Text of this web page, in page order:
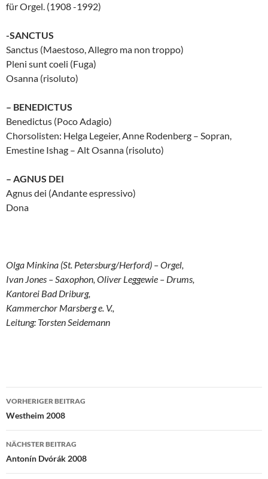
für Orgel. (1908 -1992)
-SANCTUS
Sanctus (Maestoso, Allegro ma non troppo)
Pleni sunt coeli (Fuga)
Osanna (risoluto)
– BENEDICTUS
Benedictus (Poco Adagio)
Chorsolisten: Helga Legeier, Anne Rodenberg – Sopran,
Emestine Ishag – Alt Osanna (risoluto)
– AGNUS DEI
Agnus dei (Andante espressivo)
Dona
Olga Minkina (St. Petersburg/Herford) – Orgel,
Ivan Jones – Saxophon, Oliver Leggewie – Drums,
Kantorei Bad Driburg,
Kammerchor Marsberg e. V.,
Leitung: Torsten Seidemann
Beitragsnavigation
VORHERIGER BEITRAG
Westheim 2008
NÄCHSTER BEITRAG
Antonín Dvórák 2008